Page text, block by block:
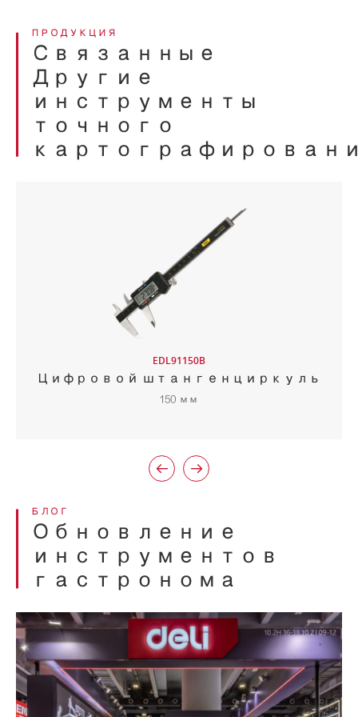
ПРОДУКЦИЯ
Связанные
Другие
инструменты
точного
EDL91150B
Цифровой штангенциркуль
150 мм
 
БЛОГ
Обновление
инструментов
гастронома